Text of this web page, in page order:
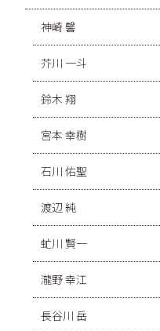
神崎 馨
芥川 一斗
鈴木 翔
宮本 幸樹
石川 佑聖
渡辺 純
虻川 賢一
瀧野 幸江
長谷川 岳